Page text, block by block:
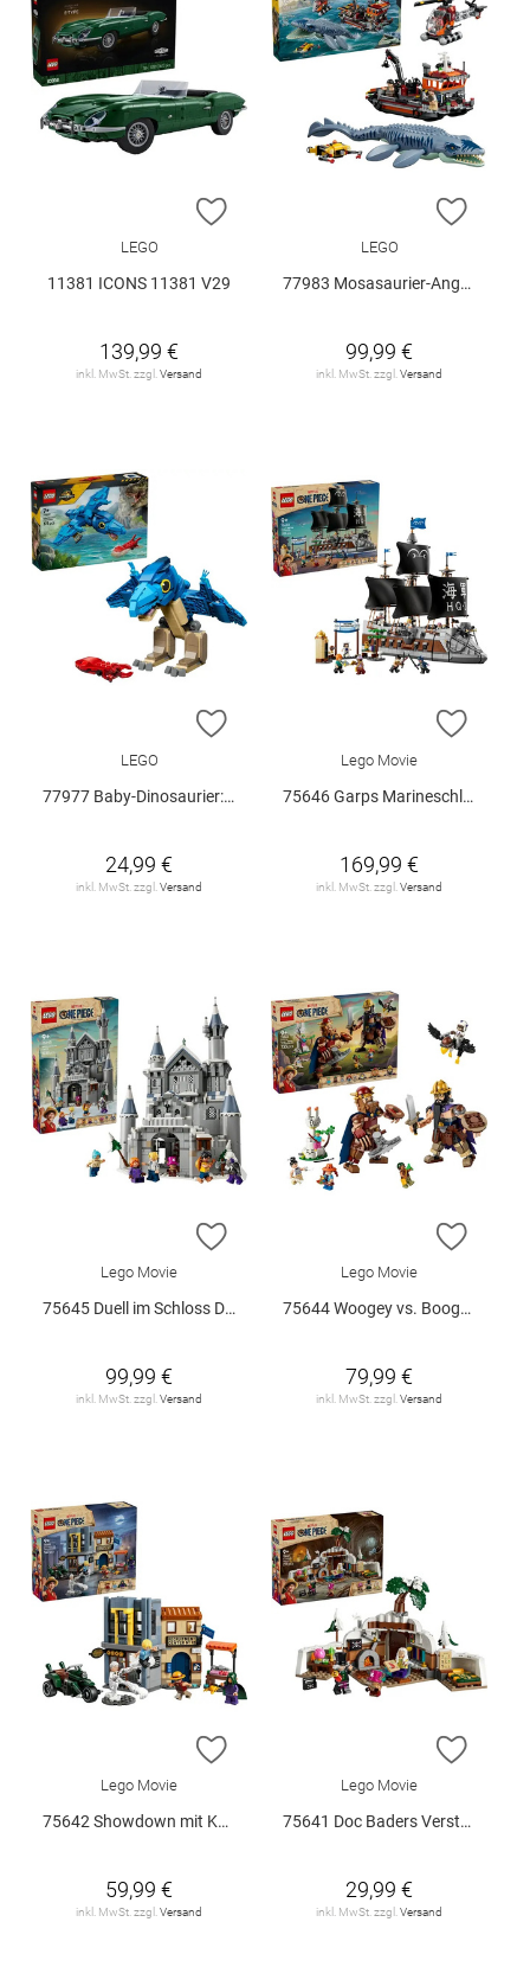
ZUR WUNSCHLISTE HINZUFÜGEN
LEGO
11381 ICONS 11381 V29
139,99 €
inkl. MwSt. zzgl. Versand
ZUR
LEGO
77983 Mosasaurier-Angriff auf das.. V29
99,99 €
inkl. MwSt. zzgl. Versand
ZUR WUNSCHLISTE HINZUFÜGEN
LEGO
77977 Baby-Dinosaurier: Pteranodon V29
24,99 €
inkl. MwSt. zzgl. Versand
ZUR
Lego Movie
75646 Garps Marineschlachtschiff V29
169,99 €
inkl. MwSt. zzgl. Versand
ZUR WUNSCHLISTE HINZUFÜGEN
Lego Movie
75645 Duell im Schloss Drumm V29
99,99 €
inkl. MwSt. zzgl.Versand
ZUR
Lego Movie
75644 Woogey vs. Boogey Riesen a.. V29
79,99 €
inkl. MwSt. zzgl.Versand
ZUR WUNSCHLISTE HINZUFÜGEN
Lego Movie
75642 Showdown mit Kapitän Smoker V29
59,99 €
inkl. MwSt. zzgl.Versand
ZUR
Lego Movie
75641 Doc Baders Versteck V29
29,99 €
inkl. MwSt. zzgl.Versand